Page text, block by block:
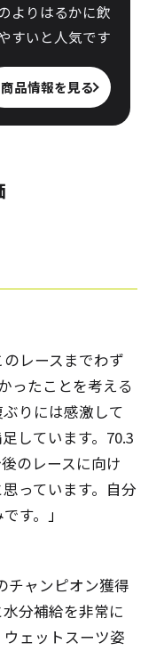
よりはるかに飲
すいと人気です
商品情報を見る
のレースまでわず
ったことを考える
りには感激して
しています。70.3
のレースに向け
っています。自分
す。 」
チャンピオン獲得
分補給を非常に
ェットスーツ姿